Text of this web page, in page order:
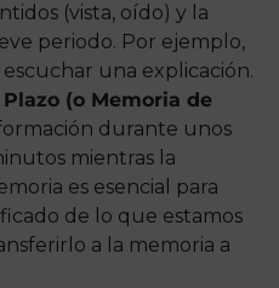
(vista, oído) y la
periodo. Por ejemplo,
una explicación.
(o Memoria de
durante unos
mientras la
es esencial para
de lo que estamos
a la memoria a